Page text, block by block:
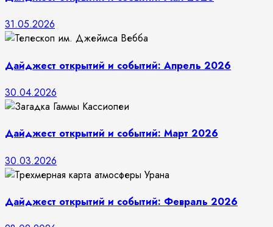
31.05.2026
Дайджест открытий и событий: Апрель 2026
30.04.2026
Дайджест открытий и событий: Март 2026
30.03.2026
Дайджест открытий и событий: Февраль 2026